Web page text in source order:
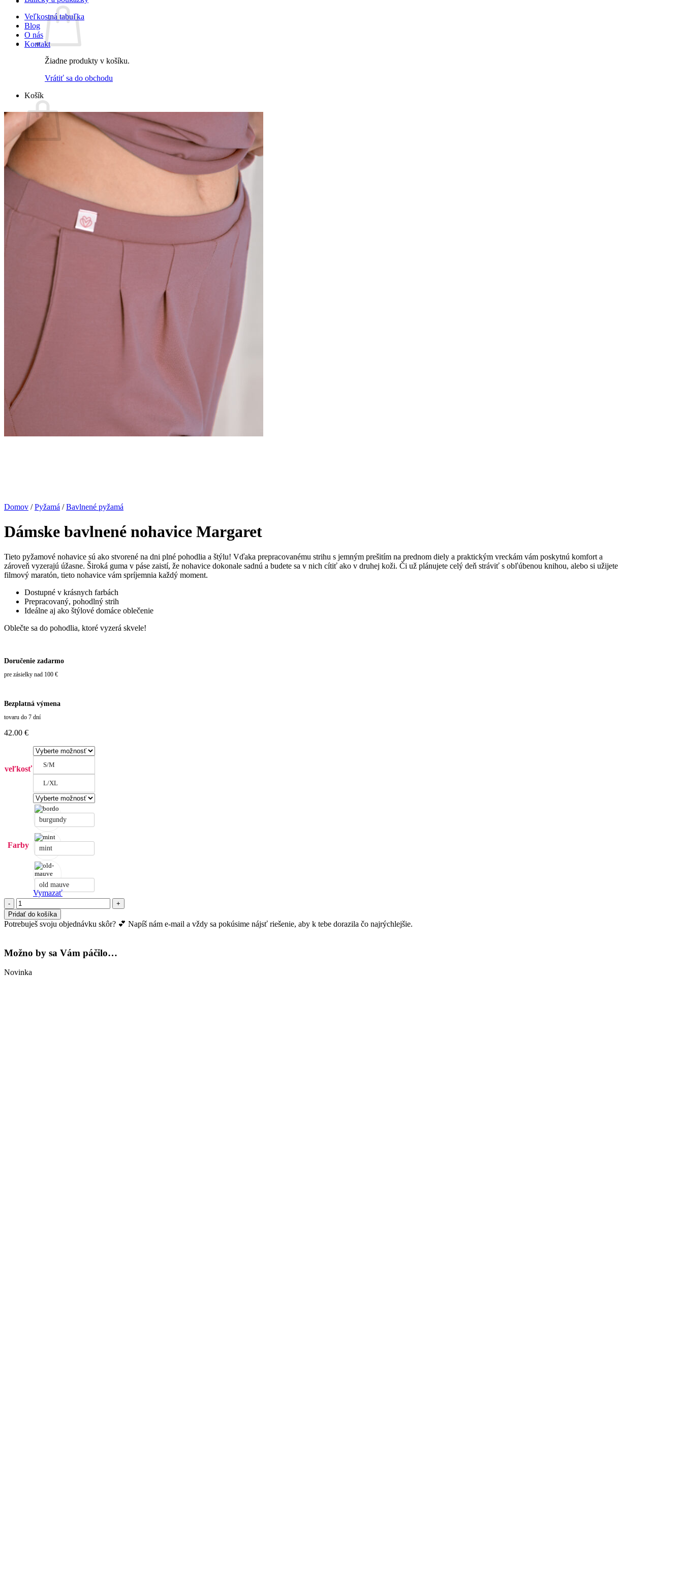
Žiadne produkty v košíku.
Vrátiť sa do obchodu
Košík
Veľkostná tabuľka
Blog
O nás
Kontakt
Domov / Pyžamá / Bavlnené pyžamá
Dámske bavlnené nohavice Margaret
Tieto pyžamové nohavice sú ako stvorené na dni plné pohodlia a štýlu! Vďaka prepracovanému strihu s jemným prešitím na prednom diely a praktickým vreckám vám poskytnú komfort a
zároveň vyzerajú úžasne. Široká guma v páse zaistí, že nohavice dokonale sadnú a budete sa v nich cítiť ako v druhej koži. Či už plánujete celý deň stráviť s obľúbenou knihou, alebo si užijete
filmový maratón, tieto nohavice vám spríjemnia každý moment.
Dostupné v krásnych farbách
Prepracovaný, pohodlný strih
Ideálne aj ako štýlové domáce oblečenie
Oblečte sa do pohodlia, ktoré vyzerá skvele!
Doručenie zadarmo
pre zásielky nad 100 €
Bezplatná výmena
tovaru do 7 dní
42.00 €
veľkosť S/M
L/XL
Farby
burgundy
mint
old mauve
Vymazať
množstvo
Dámske
bavlnené
nohavice
Pridať do košíka
Potrebuješ svoju objednávku skôr? 💕 Napíš nám e-mail a vždy sa pokúsime nájsť riešenie, aby k tebe dorazila čo najrýchlejšie.
Možno by sa Vám páčilo…
Novinka